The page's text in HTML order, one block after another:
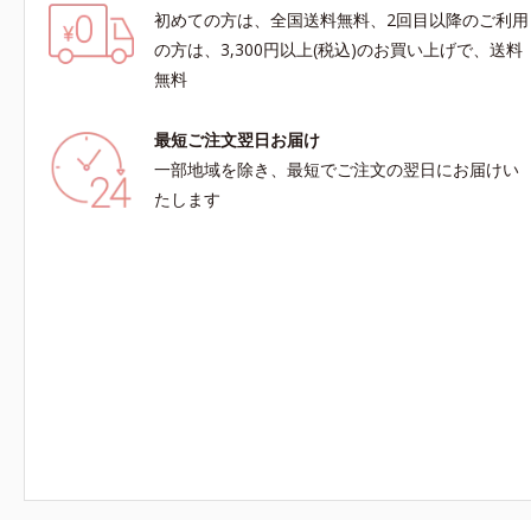
初めての方は、全国送料無料、2回目以降のご利用
の方は、3,300円以上(税込)のお買い上げで、送料
無料
最短ご注文翌日お届け
一部地域を除き、最短でご注文の翌日にお届けい
たします